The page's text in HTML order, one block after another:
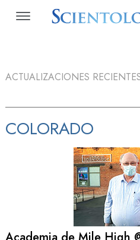
ACTUALIZACIONES
COLORADO